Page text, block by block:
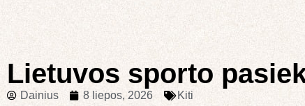
Lietuvos sporto
Dainius 8 liepos, 2026 Kiti